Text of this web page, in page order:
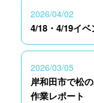
2026/04/02
4/18・4/19イベ
2026/03/05
岸和田市で松
作業レポート